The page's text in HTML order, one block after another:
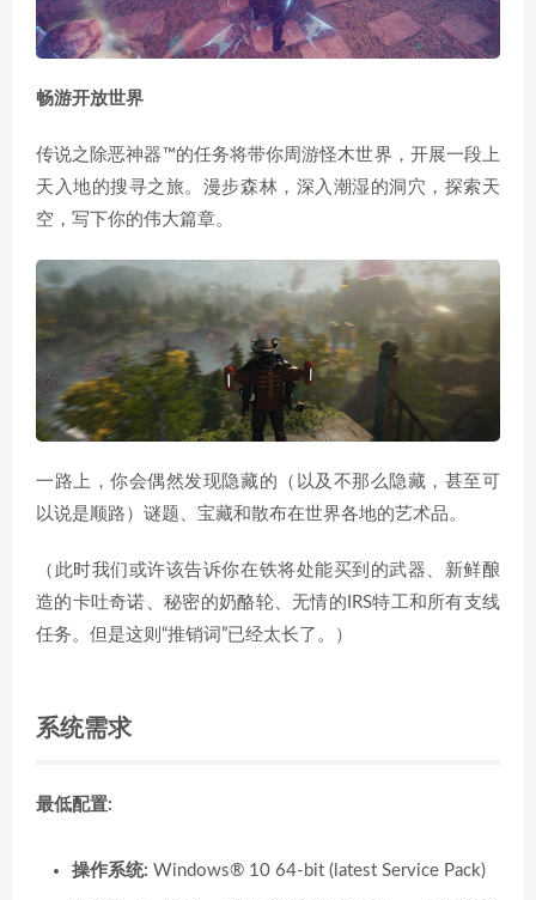
畅游开放世界
传说之除恶神器™的任务将带你周游怪木世界，开展一段上
天入地的搜寻之旅。漫步森林，深入潮湿的洞穴，探索天
空，写下你的伟大篇章。
一路上，你会偶然发现隐藏的（以及不那么隐藏，甚至可
以说是顺路）谜题、宝藏和散布在世界各地的艺术品。
（此时我们或许该告诉你在铁将处能买到的武器、新鲜酿
造的卡吐奇诺、秘密的奶酪轮、无情的IRS特工和所有支线
任务。但是这则“推销词”已经太长了。）
系统需求
最低配置:
操作系统: Windows® 10 64-bit (latest Service Pack)